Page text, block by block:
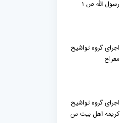
رسول الله ص 1
اجرای گروه تواشیح
معراج
اجرای گروه تواشیح
کریمه اهل بیت س